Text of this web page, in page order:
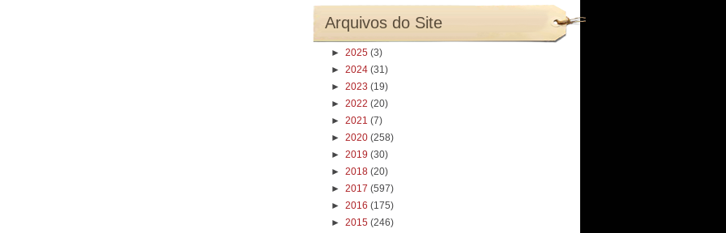
Arquivos do Site
► 2025 (3)
► 2024 (31)
► 2023 (19)
► 2022 (20)
► 2021 (7)
► 2020 (258)
► 2019 (30)
► 2018 (20)
► 2017 (597)
► 2016 (175)
► 2015 (246)